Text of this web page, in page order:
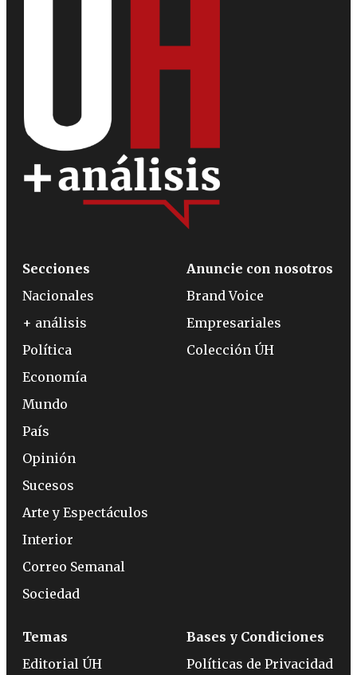
Secciones
Nacionales
+ análisis
Política
Economía
Mundo
País
Opinión
Sucesos
Arte y Espectáculos
Interior
Correo Semanal
Sociedad
Anuncie con nosotros
Brand Voice
Empresariales
Colección ÚH
Temas
Editorial ÚH
Bases y Condiciones
Políticas de Privacidad